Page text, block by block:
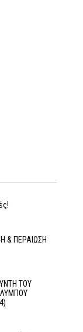
& ΠΕΡΑΙΩΣΗ
ΤΟΥ